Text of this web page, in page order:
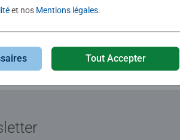
et nos Mentions légales.
Tout Accepter